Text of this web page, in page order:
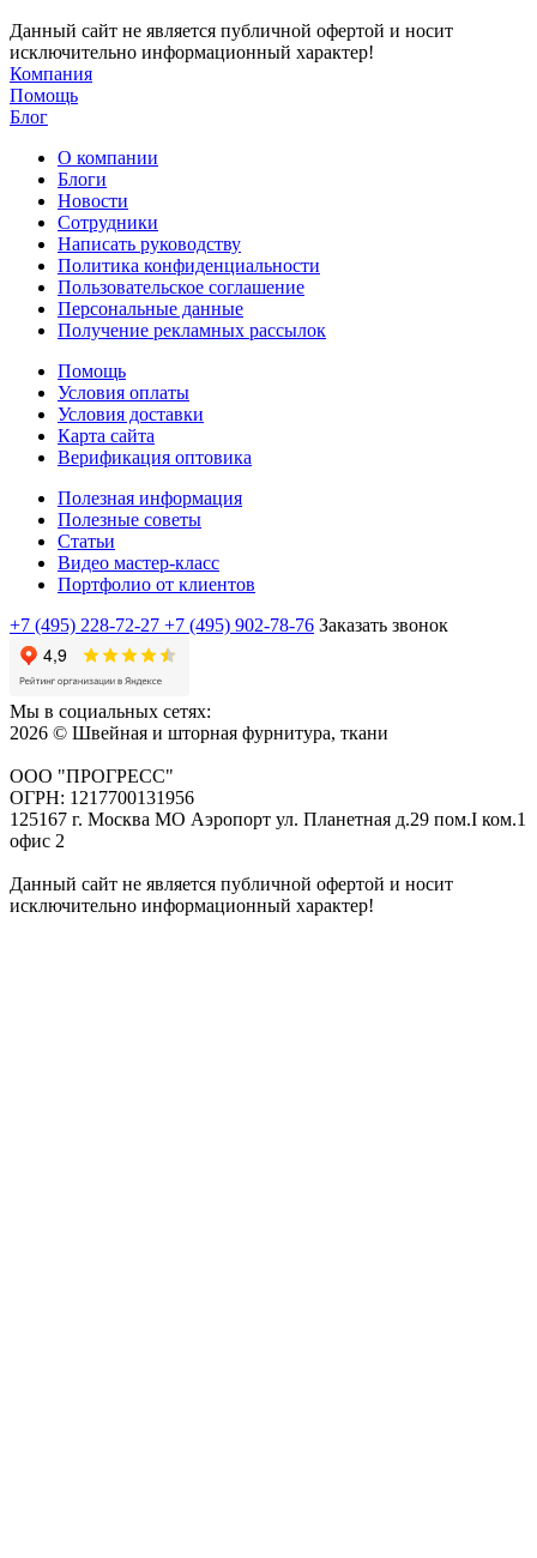
Данный сайт не является публичной офертой и носит
исключительно информационный характер!
Компания
Помощь
Блог
О компании
Блоги
Новости
Сотрудники
Написать руководству
Политика конфиденциальности
Пользовательское соглашение
Персональные данные
Получение рекламных рассылок
Помощь
Условия оплаты
Условия доставки
Карта сайта
Верификация оптовика
Полезная информация
Полезные советы
Статьи
Видео мастер-класс
Портфолио от клиентов
+7 (495) 228-72-27 +7 (495) 902-78-76 Заказать звонок
Мы в социальных сетях:
2026 © Швейная и шторная фурнитура, ткани
ООО "ПРОГРЕСС"
ОГРН: 1217700131956
125167 г. Москва МО Аэропорт ул. Планетная д.29 пом.I ком.1
офис 2
Данный сайт не является публичной офертой и носит
исключительно информационный характер!